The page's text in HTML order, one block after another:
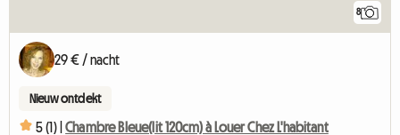
8
29 € / nacht
Nieuw ontdekt
5 (1) | Chambre Bleue(lit 120cm) à Louer Chez L'habitant